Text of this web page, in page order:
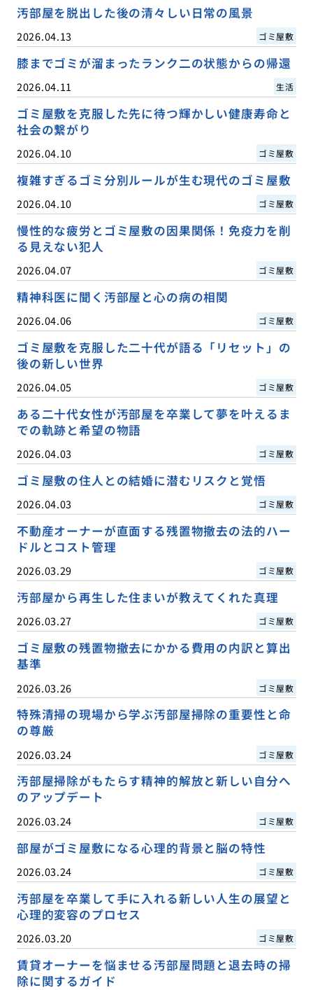
汚部屋を脱出した後の清々しい日常の風景
2026.04.13 ゴミ屋敷
膝までゴミが溜まったランク二の状態からの帰還
2026.04.11 生活
ゴミ屋敷を克服した先に待つ輝かしい健康寿命と
社会の繋がり
2026.04.10 ゴミ屋敷
複雑すぎるゴミ分別ルールが生む現代のゴミ屋敷
2026.04.10 ゴミ屋敷
慢性的な疲労とゴミ屋敷の因果関係！免疫力を削
る見えない犯人
2026.04.07 ゴミ屋敷
精神科医に聞く汚部屋と心の病の相関
2026.04.06 ゴミ屋敷
ゴミ屋敷を克服した二十代が語る「リセット」の
後の新しい世界
2026.04.05 ゴミ屋敷
ある二十代女性が汚部屋を卒業して夢を叶えるま
での軌跡と希望の物語
2026.04.03 ゴミ屋敷
ゴミ屋敷の住人との結婚に潜むリスクと覚悟
2026.04.03 ゴミ屋敷
不動産オーナーが直面する残置物撤去の法的ハー
ドルとコスト管理
2026.03.29 ゴミ屋敷
汚部屋から再生した住まいが教えてくれた真理
2026.03.27 ゴミ屋敷
ゴミ屋敷の残置物撤去にかかる費用の内訳と算出
基準
2026.03.26 ゴミ屋敷
特殊清掃の現場から学ぶ汚部屋掃除の重要性と命
の尊厳
2026.03.24 ゴミ屋敷
汚部屋掃除がもたらす精神的解放と新しい自分へ
のアップデート
2026.03.24 ゴミ屋敷
部屋がゴミ屋敷になる心理的背景と脳の特性
2026.03.24 ゴミ屋敷
汚部屋を卒業して手に入れる新しい人生の展望と
心理的変容のプロセス
2026.03.20 ゴミ屋敷
賃貸オーナーを悩ませる汚部屋問題と退去時の掃
除に関するガイド